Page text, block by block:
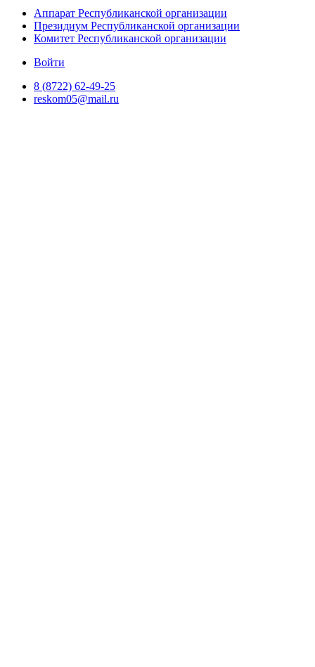
Аппарат Республиканской организации
Президиум Республиканской организации
Комитет Республиканской организации
Войти
8 (8722) 62-49-25
reskom05@mail.ru